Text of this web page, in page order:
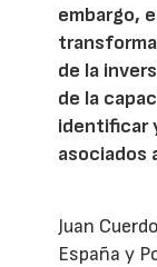
embargo,
de la
de la
identificar
asociados
Juan
España y